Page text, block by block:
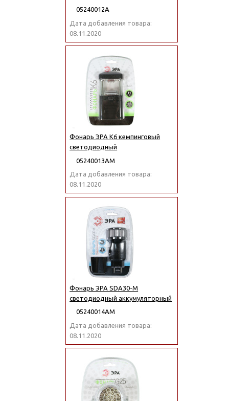
05240012А
Дата добавления товара:
08.11.2020
Фонарь ЭРА K6 кемпинговый
светодиодный
05240013АМ
Дата добавления товара:
08.11.2020
Фонарь ЭРА SDA30-M
светодиодный аккумуляторный
05240014АМ
Дата добавления товара:
08.11.2020